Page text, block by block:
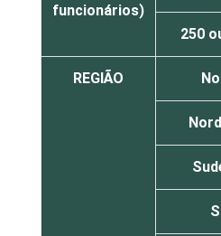
funcionários)
250
REGIÃO